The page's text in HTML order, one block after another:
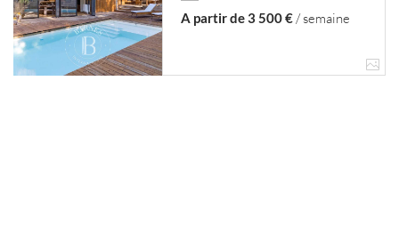
A partir de 3 500 €/ semaine